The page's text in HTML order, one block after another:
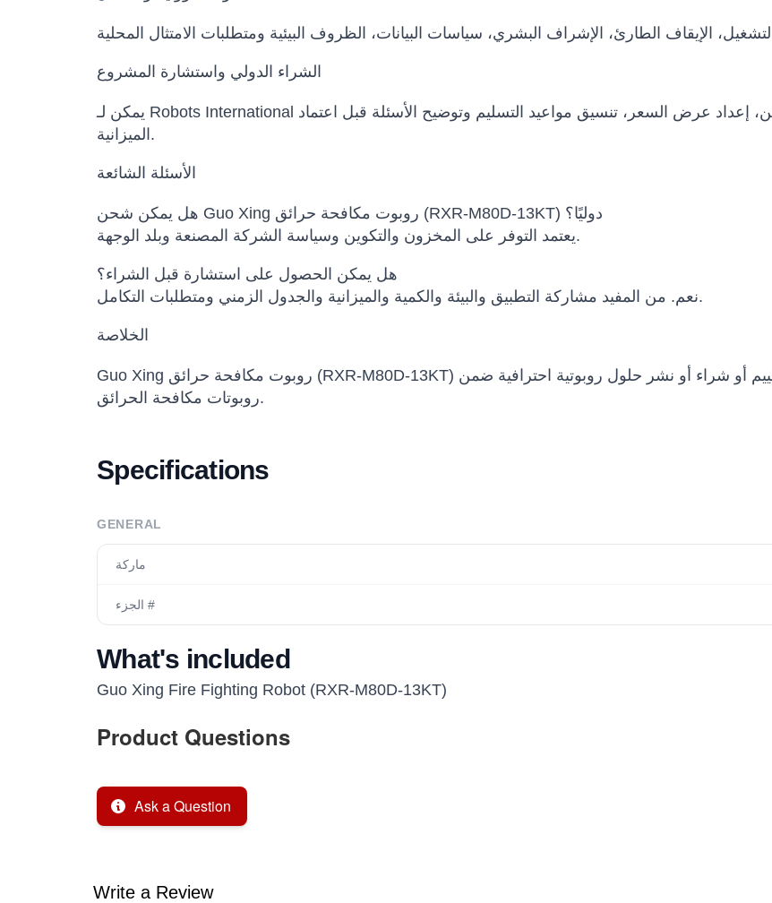
الشراء الدولي واستشارة المشروع
يمكن لـ Robots International المساعدة في مقارنة النماذج البديلة، تأكيد التكوين، إعداد عرض السعر، تنسيق مواعيد التسليم وتوضيح الأسئلة قبل اعتماد
الميزانية.
الأسئلة الشائعة
هل يمكن شحن Guo Xing روبوت مكافحة حرائق (RXR-M80D-13KT) دوليًا؟
يعتمد التوفر على المخزون والتكوين وسياسة الشركة المصنعة وبلد الوجهة.
هل يمكن الحصول على استشارة قبل الشراء؟
نعم. من المفيد مشاركة التطبيق والبيئة والكمية والميزانية والجدول الزمني ومتطلبات التكامل.
الخلاصة
Guo Xing روبوت مكافحة حرائق (RXR-M80D-13KT) خيار مناسب للفرق التي تريد تقييم أو شراء أو نشر حلول روبوتية احترافية ضمن UGVs, Guo Xing,
روبوتات مكافحة الحرائق.
Specifications
GENERAL
ماركة
الجزء #
What's included
Guo Xing Fire Fighting Robot (RXR-M80D-13KT)
Product Questions
Ask a Question
Write a Review